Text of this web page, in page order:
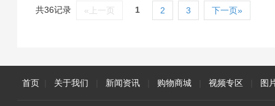
共36记录 «上一页 1 2 3 下一页»
首页 关于我们 新闻资讯 购物商城 视频专区 图